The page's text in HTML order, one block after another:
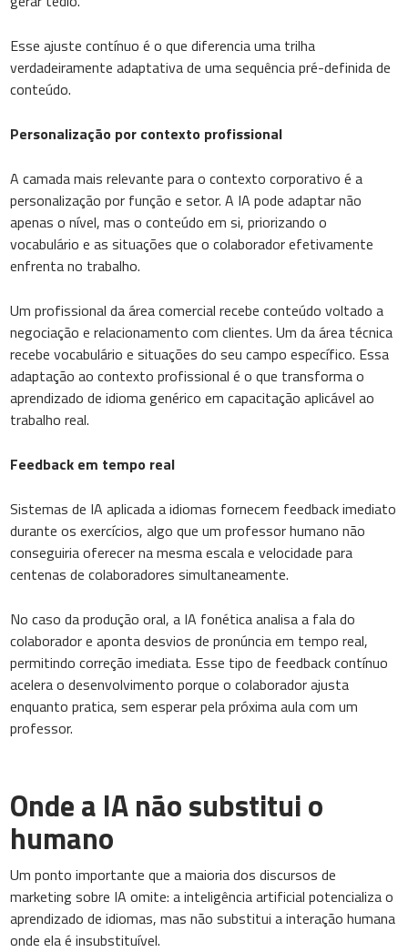
Esse ajuste contínuo é o que diferencia uma trilha
verdadeiramente adaptativa de uma sequência pré-definida de
conteúdo.
Personalização por contexto profissional
A camada mais relevante para o contexto corporativo é a
personalização por função e setor. A IA pode adaptar não
apenas o nível, mas o conteúdo em si, priorizando o
vocabulário e as situações que o colaborador efetivamente
enfrenta no trabalho.
Um profissional da área comercial recebe conteúdo voltado a
negociação e relacionamento com clientes. Um da área técnica
recebe vocabulário e situações do seu campo específico. Essa
adaptação ao contexto profissional é o que transforma o
aprendizado de idioma genérico em capacitação aplicável ao
trabalho real.
Feedback em tempo real
Sistemas de IA aplicada a idiomas fornecem feedback imediato
durante os exercícios, algo que um professor humano não
conseguiria oferecer na mesma escala e velocidade para
centenas de colaboradores simultaneamente.
No caso da produção oral, a IA fonética analisa a fala do
colaborador e aponta desvios de pronúncia em tempo real,
permitindo correção imediata. Esse tipo de feedback contínuo
acelera o desenvolvimento porque o colaborador ajusta
enquanto pratica, sem esperar pela próxima aula com um
professor.
Onde a IA não substitui o
humano
Um ponto importante que a maioria dos discursos de
marketing sobre IA omite: a inteligência artificial potencializa o
aprendizado de idiomas, mas não substitui a interação humana
onde ela é insubstituível.